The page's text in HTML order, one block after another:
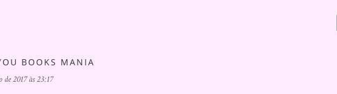
BOOKS MANIA
de 2017 às 23:17